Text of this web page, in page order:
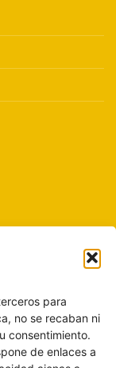
para
no se recaban ni
consentimiento.
de enlaces a